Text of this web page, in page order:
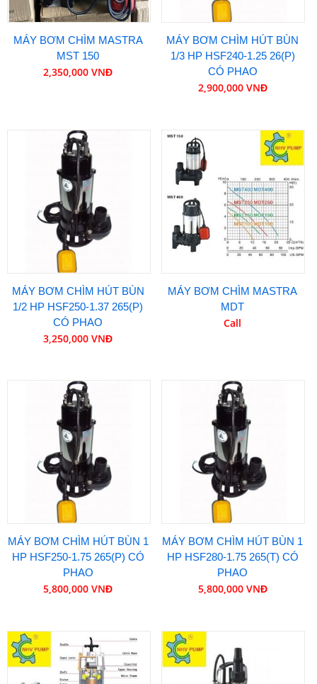
MÁY BƠM CHÌM MASTRA
MST 150
2,350,000 VNĐ
MÁY BƠM CHÌM HÚT BÙN
1/3 HP HSF240-1.25 26(P)
CÓ PHAO
2,900,000 VNĐ
MÁY BƠM CHÌM HÚT BÙN
1/2 HP HSF250-1.37 265(P)
CÓ PHAO
3,250,000 VNĐ
MÁY BƠM CHÌM MASTRA
MDT
Call
MÁY BƠM CHÌM HÚT BÙN 1
HP HSF250-1.75 265(P) CÓ
PHAO
5,800,000 VNĐ
MÁY BƠM CHÌM HÚT BÙN 1
HP HSF280-1.75 265(T) CÓ
PHAO
5,800,000 VNĐ